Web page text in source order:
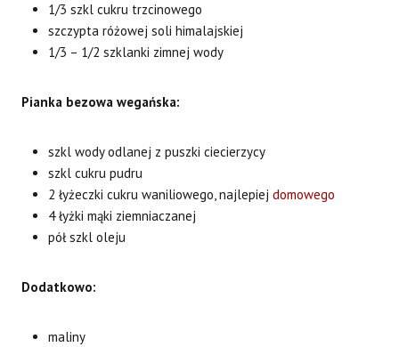
1/3 szkl cukru trzcinowego
szczypta różowej soli himalajskiej
1/3 – 1/2 szklanki zimnej wody
Pianka bezowa wegańska:
szkl wody odlanej z puszki ciecierzycy
szkl cukru pudru
2 łyżeczki cukru waniliowego, najlepiej domowego
4 łyżki mąki ziemniaczanej
pół szkl oleju
Dodatkowo:
maliny